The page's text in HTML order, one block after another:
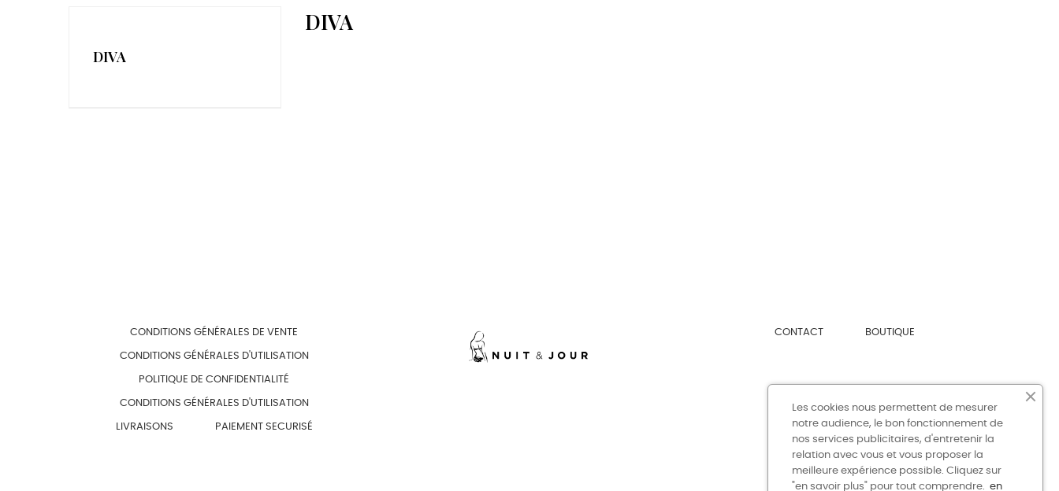
DIVA
DIVA
CONDITIONS GÉNÉRALES DE VENTE
CONDITIONS GÉNÉRALES D'UTILISATION
POLITIQUE DE CONFIDENTIALITÉ
CONDITIONS GÉNÉRALES D'UTILISATION
LIVRAISONS PAIEMENT SECURISÉ
CONTACT BOUTIQUE
Les cookies nous permettent de mesurer
notre audience, le bon fonctionnement de
nos services publicitaires, d'entretenir la
relation avec vous et vous proposer la
meilleure expérience possible. Cliquez sur
"en savoir plus" pour tout comprendre. en